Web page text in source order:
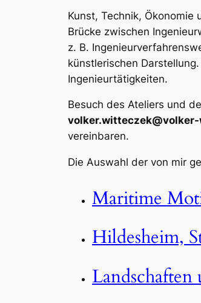
Kunst, Technik,
Brücke zwischen
z. B.
künstlerischen
Ingenieurtätigkeiten.
Besuch des Ateliers und
vereinbaren.
Die Auswahl der von mir
Maritime
Hildesheim,
Landschaften